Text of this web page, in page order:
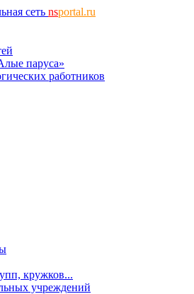
сеть nsportal.ru
паруса»
работников
кружков...
учреждений